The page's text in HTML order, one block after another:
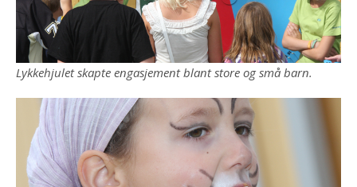
Lykkehjulet skapte engasjement blant store og små barn.